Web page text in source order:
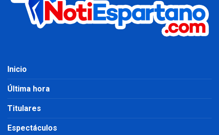
Inicio
Última hora
Titulares
Espectáculos